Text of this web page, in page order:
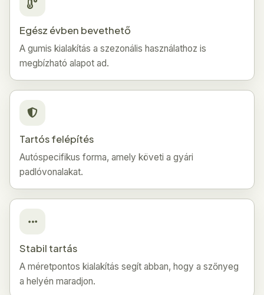
Egész évben bevethető
A gumis kialakítás a szezonális használathoz is
megbízható alapot ad.
Tartós felépítés
Autóspecifikus forma, amely követi a gyári
padlóvonalakat.
Stabil tartás
A méretpontos kialakítás segít abban, hogy a szőnyeg
a helyén maradjon.